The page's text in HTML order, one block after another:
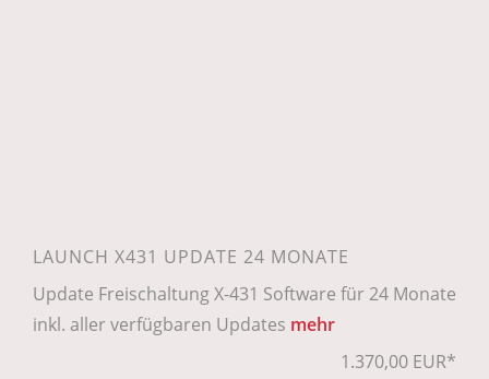
LAUNCH X431 UPDATE 24 MONATE
Update Freischaltung X-431 Software für 24 Monate
inkl. aller verfügbaren Updates mehr
1.370,00 EUR*